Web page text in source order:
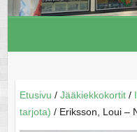
Etusivu / Jääkiekkokortit/
tarjota) / Eriksson, Loui –